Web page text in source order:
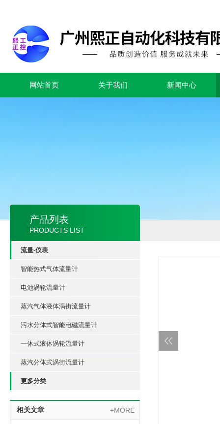
网站首页 关于我们 新闻中心
产品列表
PRODUCTS LIST
流量-仪表
智能热式气体流量计
电池涡轮流量计
蒸汽气体液体涡街流量计
污水分体式智能电磁流量计
一体式液体涡轮流量计
蒸汽分体式涡街流量计
更多分类
相关文章 +MORE